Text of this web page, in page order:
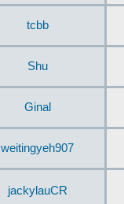
tcbb
Shu
Ginal
weitingyeh907
jackylauCR